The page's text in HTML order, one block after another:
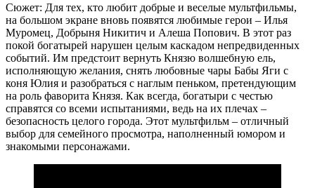
Сюжет: Для тех, кто любит добрые и веселые мультфильмы,
на большом экране вновь появятся любимые герои – Илья
Муромец, Добрыня Никитич и Алеша Попович. В этот раз
покой богатырей нарушен целым каскадом непредвиденных
событий. Им предстоит вернуть Князю волшебную ель,
исполняющую желания, снять любовные чары Бабы Яги с
коня Юлия и разобраться с наглым пеньком, претендующим
на роль фаворита Князя. Как всегда, богатыри с честью
справятся со всеми испытаниями, ведь на их плечах –
безопасность целого города. Этот мультфильм – отличный
выбор для семейного просмотра, наполненный юмором и
знакомыми персонажами.